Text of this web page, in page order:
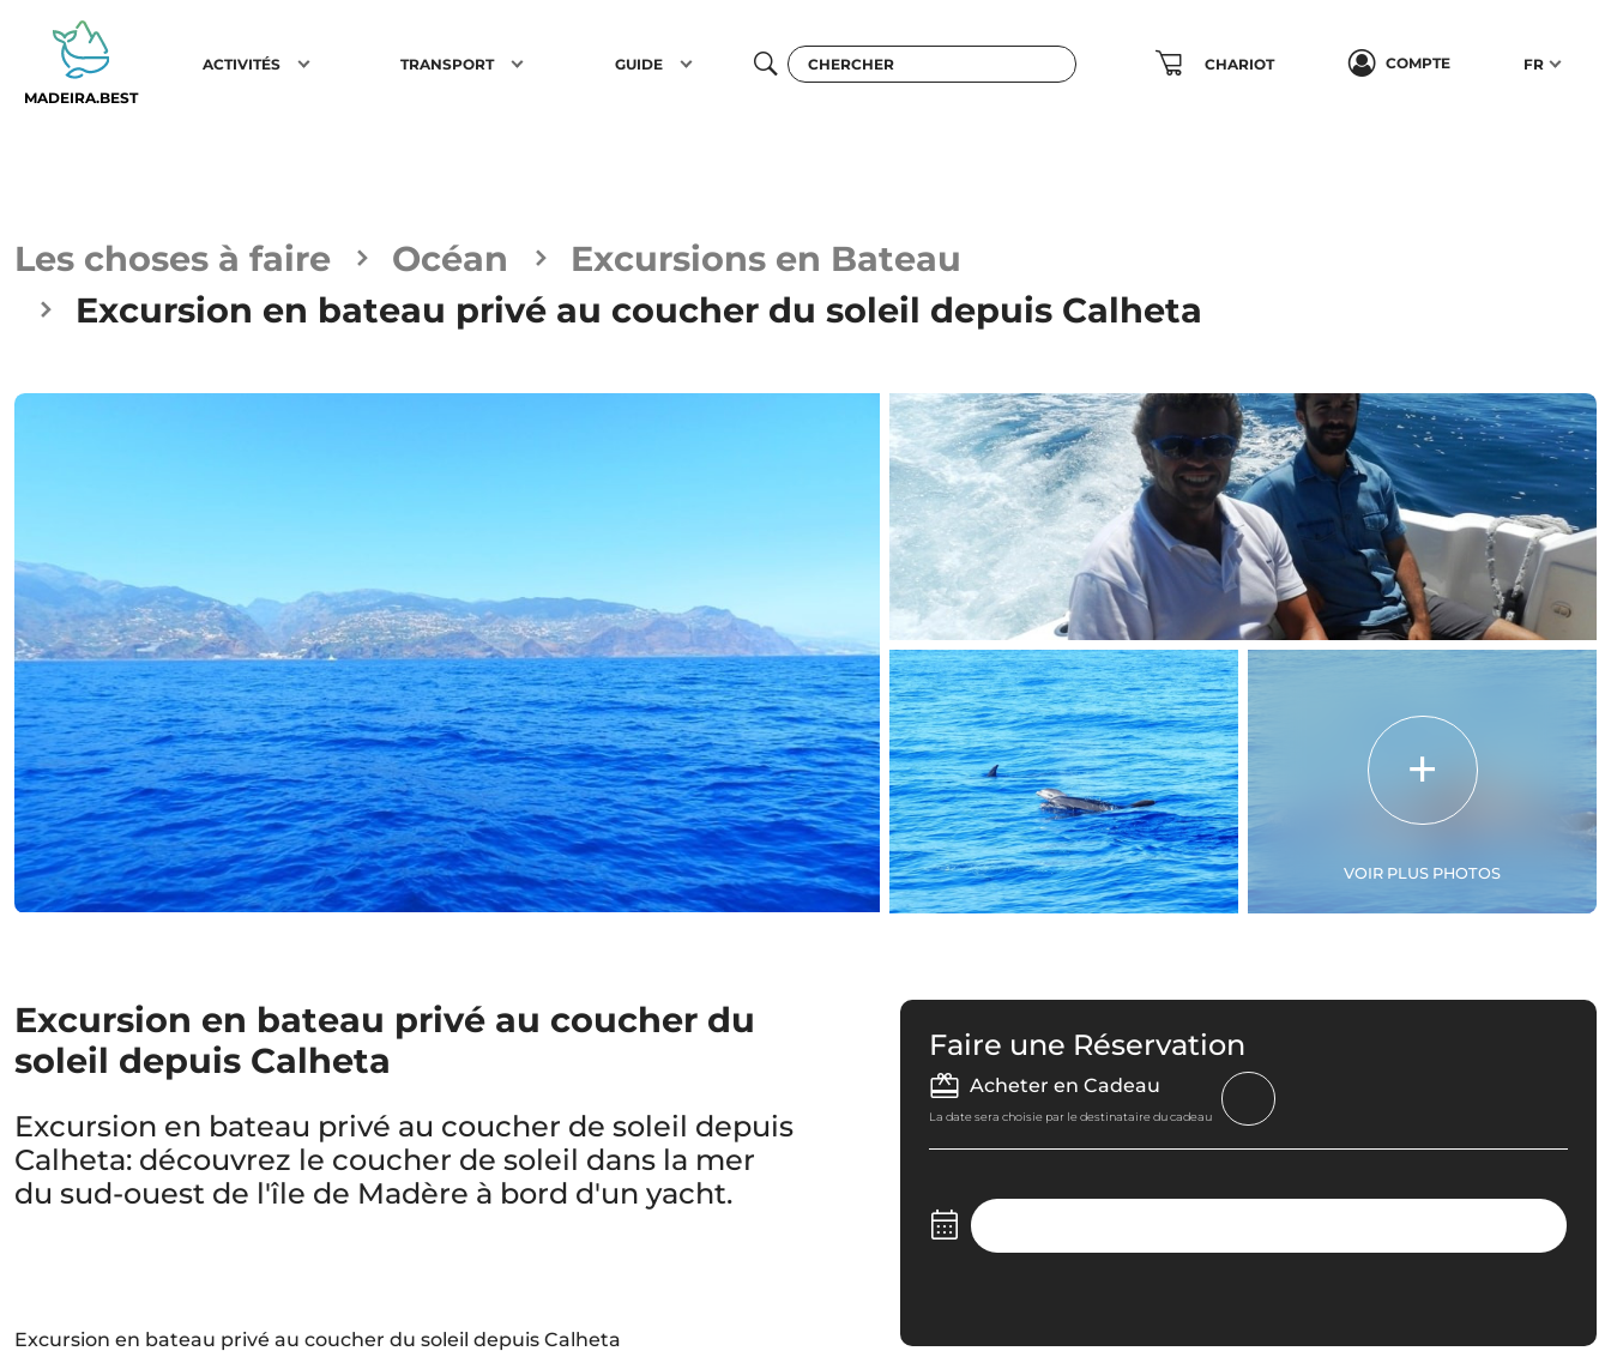
MADEIRA.BEST
ACTIVITÉS TRANSPORT GUIDE CHARIOT COMPTE FR
Les choses à faire Océan
Excursions en Bateau
Excursion en bateau privé au coucher du soleil depuis Calheta
VOIR PLUS PHOTOS
Excursion en bateau privé au coucher du
soleil depuis Calheta
Excursion en bateau privé au coucher de soleil depuis
Calheta: découvrez le coucher de soleil dans la mer
du sud-ouest de l'île de Madère à bord d'un yacht.
Excursion en bateau privé au coucher du soleil depuis Calheta
Faire une Réservation
Acheter en Cadeau
La date sera choisie par le destinataire du cadeau